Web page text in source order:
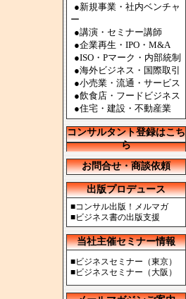
●新規事業・社内ベンチャ
ー
●講演・セミナー講師
●企業再生・IPO・M&A
●ISO・Pマーク・内部統制
●海外ビジネス・国際取引
●小売業・流通・サービス
●飲食店・フードビジネス
●住宅・建設・不動産業
コンサルタント登録はこち
ら
お問合せ・商談依頼
出版プロデュース
■コンサル出版！メルマガ
■ビジネス書の出版支援
当社主催セミナー情報
■ビジネスセミナー（東京）
■ビジネスセミナー（大阪）